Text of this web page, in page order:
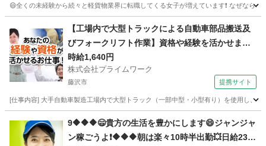
😄全くの未経験から続々と軽貨物業界に転職してくる女子が増えています❗️ なぜなら
青葉台駅 配送 ネットスーパー
【工場内で大型トラックによる自動車部品搬送及
びフォークリフト作業】資格や経験を活かせま
す！
時給1,640円
株式会社プライムワーク
藤沢市 提携サイト
[仕事内容] 大手自動車製造工場内で大型トラック（一部中型・小型有り）を使用
ドライバー
9🔶🔶🔶😄貴方の生活を豊かにします😄ジャンジャ
ン稼ごうよ❗️🔶🔶🔶朝は楽々10時半出勤💥日給230